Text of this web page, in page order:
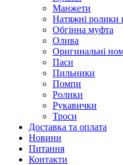
Манжети
Натяжні ролики
Обгінна муфта
Олива
Оригинальні
Паси
Пильники
Помпи
Ролики
Рукавички
Троси
Доставка та оплата
Новини
Питання
Контакти